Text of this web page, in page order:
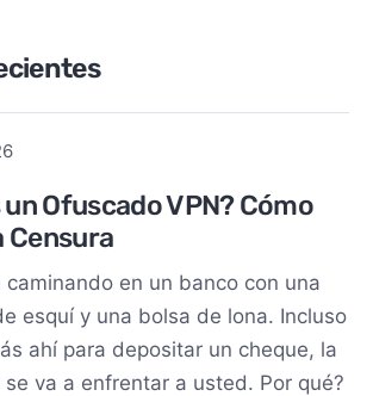
un Ofuscado VPN? Cómo
Censura
caminando en un banco con una
esquí y una bolsa de lona. Incluso
ahí para depositar un cheque, la
va a enfrentar a usted. Por qué?